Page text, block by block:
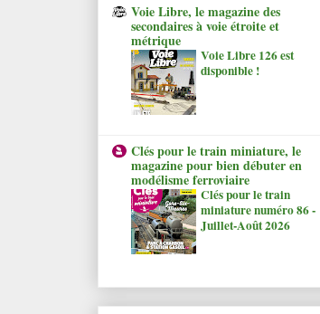
Voie Libre, le magazine des
secondaires à voie étroite et
métrique
Voie Libre 126 est
disponible !
Clés pour le train miniature, le
magazine pour bien débuter en
modélisme ferroviaire
Clés pour le train
miniature numéro 86 -
Juillet-Août 2026